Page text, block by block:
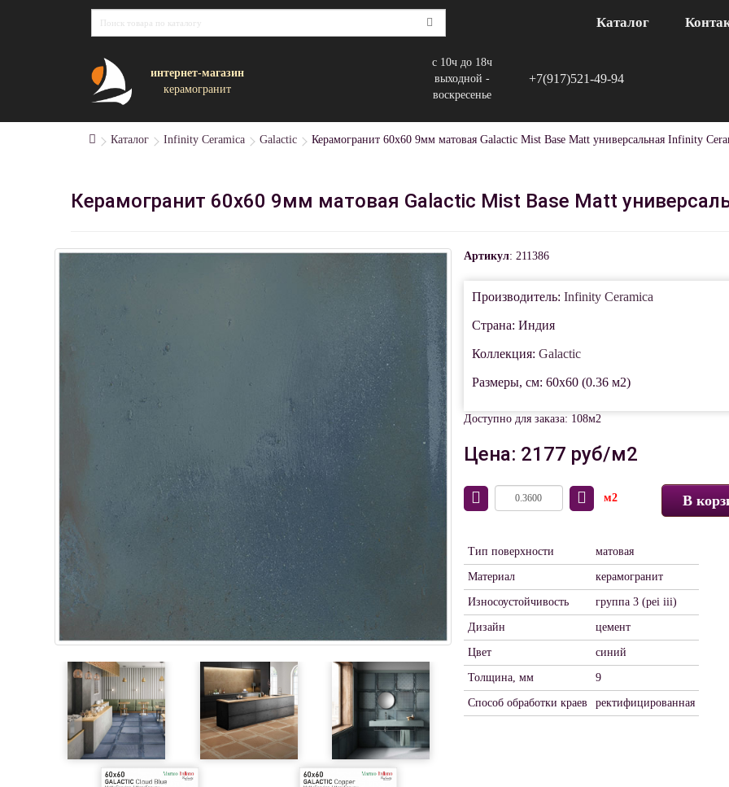
Каталог
интернет-магазин
керамогранит
с 10ч до 18ч
выходной -
воскресенье
+7(917)521-49-94
Каталог Infinity Ceramica Galactic Керамогранит 60x60 9мм матовая Galactic Mist Base Matt универсальная Infinity
Керамогранит 60x60 9мм матовая Galactic Mist Base Matt
Артикул: 211386
Производитель: Infinity Ceramica
Страна: Индия
Коллекция: Galactic
Размеры, см: 60x60 (0.36 м2)
Доступно для заказа: 108м2
Цена: 2177 руб/м2
м2 В
Тип поверхности матовая
Материал керамогранит
Износоустойчивость группа 3 (pei iii)
Дизайн цемент
Цвет синий
Толщина, мм 9
Способ обработки краев ректифицированная